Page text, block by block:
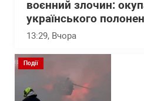
воєнний злочин:
українського
13:29, Вчора
Події